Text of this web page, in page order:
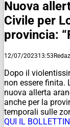
Nuova
Civile per
provincia:
12/07/202313:53
Dopo il
non essere finita.
nuova allerta
anche per la
temporali sulle
QUI IL